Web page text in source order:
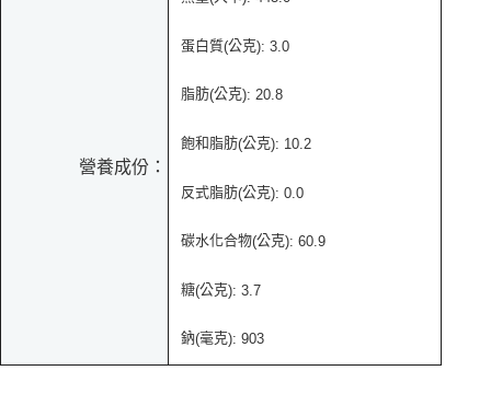
營養成份：
蛋白質(公克): 3.0
脂肪(公克): 20.8
飽和脂肪(公克): 10.2
反式脂肪(公克): 0.0
碳水化合物(公克): 60.9
糖(公克): 3.7
鈉(毫克): 903